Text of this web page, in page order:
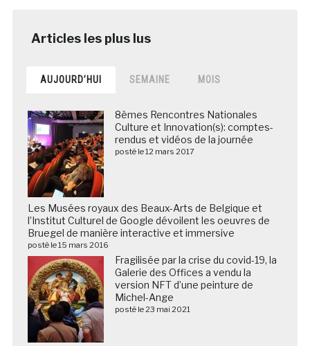
AUJOURD’HUI SEMAINE MOIS
8èmes Rencontres Nationales
Culture et Innovation(s): comptes-
rendus et vidéos de la journée
posté le 12 mars 2017
Les Musées royaux des Beaux-Arts de Belgique et
l’Institut Culturel de Google dévoilent les oeuvres de
Bruegel de manière interactive et immersive
posté le 15 mars 2016
Fragilisée par la crise du covid-19, la
Galerie des Offices a vendu la
version NFT d’une peinture de
Michel-Ange
posté le 23 mai 2021